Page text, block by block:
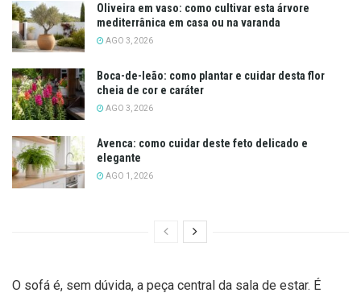
Oliveira em vaso: como cultivar esta árvore
mediterrânica em casa ou na varanda
AGO 3, 2026
Boca-de-leão: como plantar e cuidar desta flor
cheia de cor e caráter
AGO 3, 2026
Avenca: como cuidar deste feto delicado e
elegante
AGO 1, 2026
O sofá é, sem dúvida, a peça central da sala de estar. É